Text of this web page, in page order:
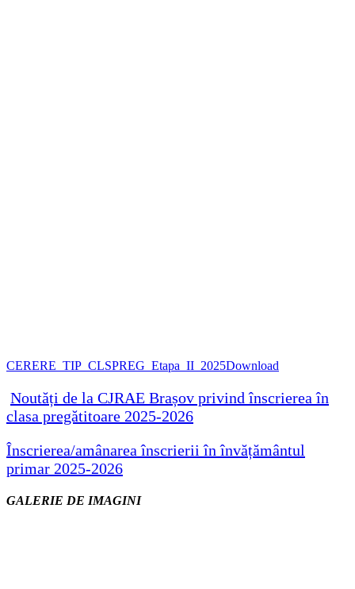
CERERE_TIP_CLSPREG_Etapa_II_2025Download
Noutăți de la CJRAE Brașov privind înscrierea în
clasa pregătitoare 2025-2026
Înscrierea/amânarea înscrierii în învățământul
primar 2025-2026
GALERIE DE IMAGINI